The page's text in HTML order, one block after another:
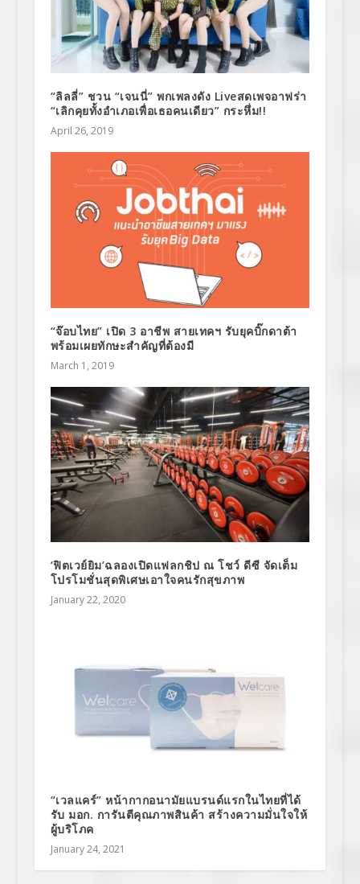
“ลิลลี่” ชวน “เจนนี่” พกเพลงดัง Liveสดเพจอาฟร่า
“เลิกคุยทั้งอำเภอเพื่อเธอคนเดียว” กระหึ่ม!!
April 26, 2019
“จ๊อบไทย” เปิด 3 อาชีพ สายเทคฯ รับยุคบิ๊กดาต้า
พร้อมเผยทักษะสำคัญที่ต้องมี
March 1, 2019
‘ฟิตเวย์ยิม’ฉลองเปิดแฟลกชิป ณ โชว์ ดีซี จัดเต็ม
โปรโมชั่นสุดพิเศษเอาใจคนรักสุขภาพ
January 22, 2020
“เวลแคร์” หน้ากากอนามัยแบรนด์แรกในไทยที่ได้
รับ มอก. การันตีคุณภาพสินค้า สร้างความมั่นใจให้
ผู้บริโภค
January 24, 2021